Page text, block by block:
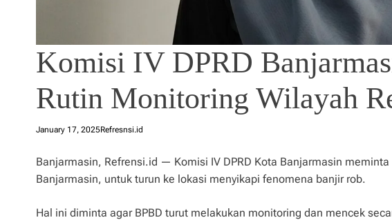
Komisi IV DPRD
Rutin Monitoring Wilayah
January 17, 2025Refresnsi.id
Banjarmasin, Refrensi.id — Komisi IV DPRD Kota Banjarmasin
Banjarmasin, untuk turun ke lokasi menyikapi fenomena banjir rob.
Hal ini diminta agar BPBD turut melakukan monitoring dan mencek